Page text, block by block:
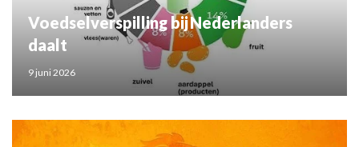
Voedselverspilling bij Nederlanders
daalt
9 juni 2026